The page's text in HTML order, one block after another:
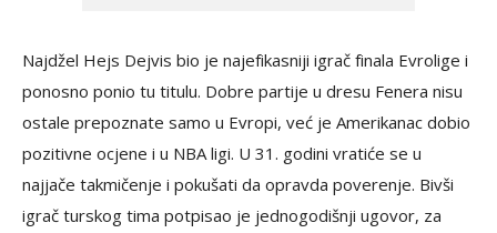
Najdžel Hejs Dejvis bio je najefikasniji igrač finala Evrolige i
ponosno ponio tu titulu. Dobre partije u dresu Fenera nisu
ostale prepoznate samo u Evropi, već je Amerikanac dobio
pozitivne ocjene i u NBA ligi. U 31. godini vratiće se u
najjače takmičenje i pokušati da opravda poverenje. Bivši
igrač turskog tima potpisao je jednogodišnji ugovor, za